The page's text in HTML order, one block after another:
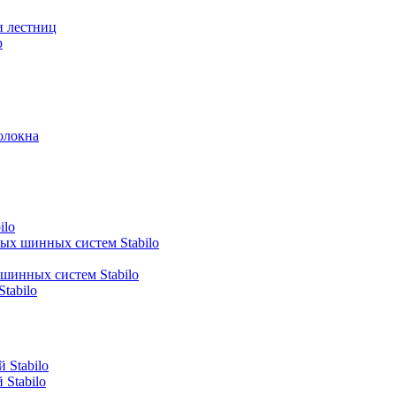
лестниц
шинных систем Stabilo
шинных систем Stabilo
Stabilo
Stabilo